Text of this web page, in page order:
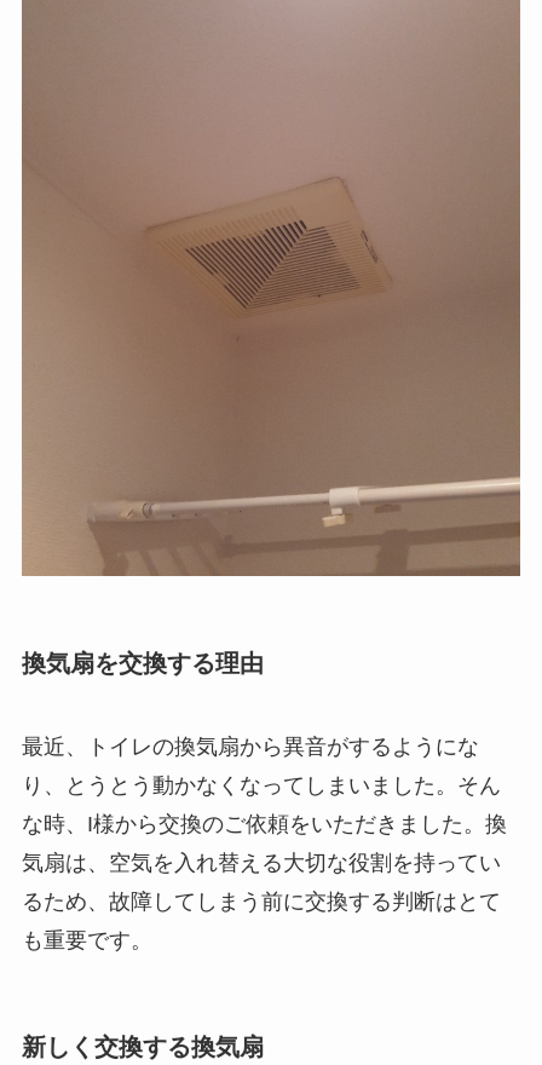
換気扇を交換する理由
最近、トイレの換気扇から異音がするようにな
り、とうとう動かなくなってしまいました。そん
な時、I様から交換のご依頼をいただきました。換
気扇は、空気を入れ替える大切な役割を持ってい
るため、故障してしまう前に交換する判断はとて
も重要です。
新しく交換する換気扇